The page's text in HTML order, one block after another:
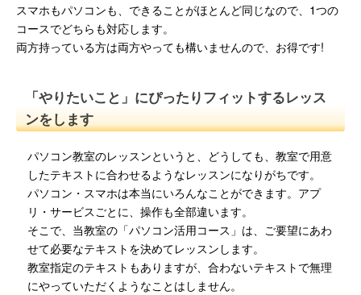
スマホもパソコンも、できることがほとんど同じなので、1つの
コースでどちらも対応します。
両方持っている方は両方やっても構いませんので、お得です!
「やりたいこと」にぴったりフィットするレッス
ンをします
パソコン教室のレッスンというと、どうしても、教室で用意
したテキストに合わせるようなレッスンになりがちです。
パソコン・スマホは本当にいろんなことができます。アプ
リ・サービスごとに、操作も全部違います。
そこで、当教室の「パソコン活用コース」は、ご要望にあわ
せて必要なテキストを決めてレッスンします。
教室指定のテキストもありますが、合わないテキストで無理
にやっていただくようなことはしません。